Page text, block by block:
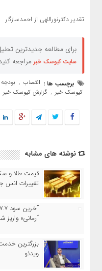
تقدیر دکترنوراللهی از احمدسازگار
برای مطالعه جدیدترین
سایت کیوسک خبر مراجعه
برچسب ها : انتصاب , بودجه
کیوسک خبر , گزارش کیوسک خبر
نوشته های مشابه
تغییرات انس
آرمانی» واریز شد؛
بزرگترین
ویدئو